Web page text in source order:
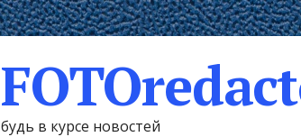
будь в курсе новостей